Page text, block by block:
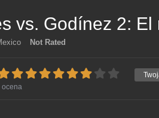
vs. Godínez 2: El
Not Rated
ocena